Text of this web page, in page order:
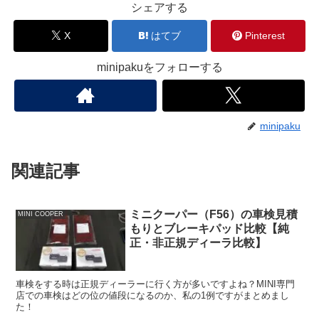
シェアする
X はてブ Pinterest
minipakuをフォローする
minipaku
関連記事
MINI COOPER
ミニクーパー（F56）の車検見積
もりとブレーキパッド比較【純
正・非正規ディーラ比較】
車検をする時は正規ディーラーに行く方が多いですよね？MINI専門
店での車検はどの位の値段になるのか、私の1例ですがまとめまし
た！